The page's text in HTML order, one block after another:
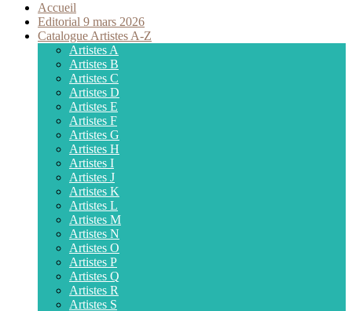
Accueil
Editorial 9 mars 2026
Catalogue Artistes A-Z
Artistes A
Artistes B
Artistes C
Artistes D
Artistes E
Artistes F
Artistes G
Artistes H
Artistes I
Artistes J
Artistes K
Artistes L
Artistes M
Artistes N
Artistes O
Artistes P
Artistes Q
Artistes R
Artistes S